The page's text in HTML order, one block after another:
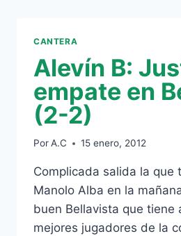
EN
BELLAVISTA
(1-
3)
CANTERA
Alevín B:
empate en
(2-2)
PorA.C 15 enero, 2012
Complicada salida la que
Manolo Alba en la
buen Bellavista que tiene
mejores jugadores de la